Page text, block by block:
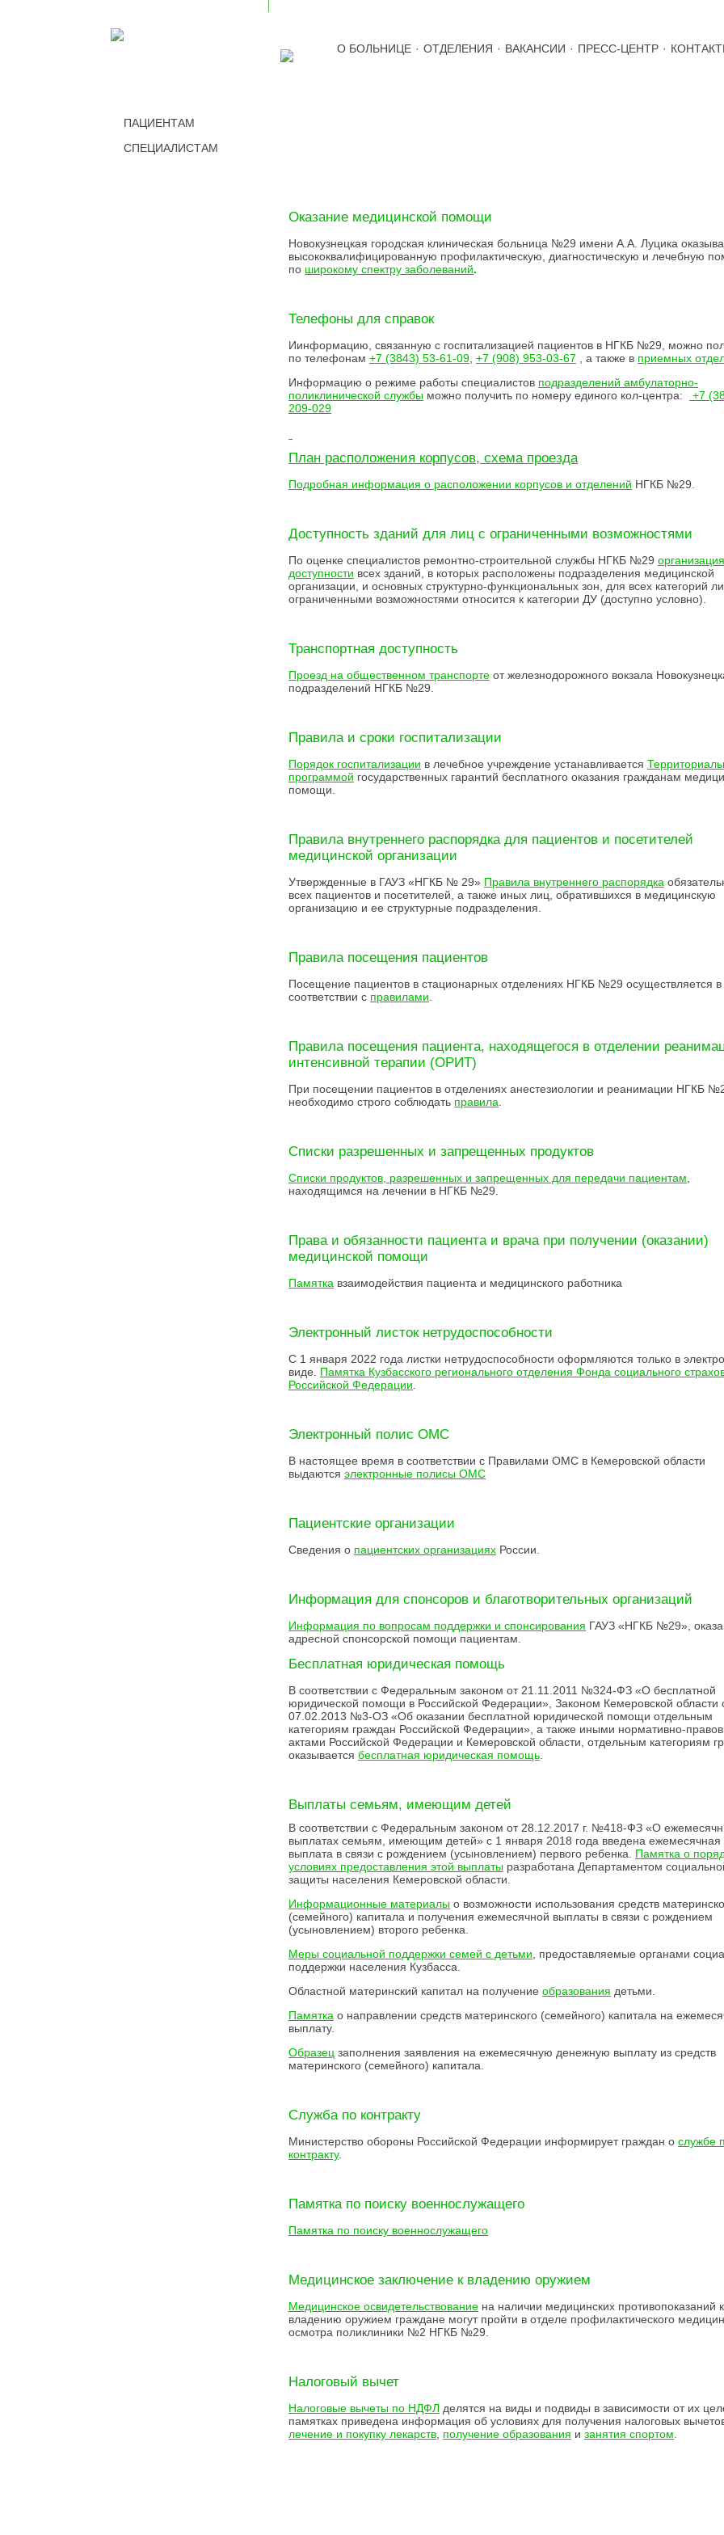
О БОЛЬНИЦЕ · ОТДЕЛЕНИЯ · ВАКАНСИИ · ПРЕСС-ЦЕНТР ·
ПАЦИЕНТАМ
СПЕЦИАЛИСТАМ
Оказание медицинской помощи
Новокузнецкая городская клиническая больница №29 имени А.А. Луцика
высококвалифицированную профилактическую, диагностическую и лечебную
по широкому спектру заболеваний.
Телефоны для справок
Иинформацию, связанную с госпитализацией пациентов в НГКБ №29, можно
по телефонам +7 (3843) 53-61-09 +7 (908) 953-03-67 , а также в приемных
Информацию о режиме работы специалистов подразделений амбулаторно-
поликлинической службы можно получить по номеру единого кол-центра:
+7
209-029
План расположения корпусов, схема проезда
Подробная информация о расположении корпусов и отделений НГКБ №29.
Доступность зданий для лиц с ограниченными возможностями
По оценке специалистов ремонтно-строительной службы НГКБ №29 организация
доступности всех зданий, в которых расположены подразделения медицинской
организации, и основных структурно-функциональных зон, для всех категорий
ограниченными возможностями относится к категории ДУ (доступно условно).
Транспортная доступность
Проезд на общественном транспорте от железнодорожного вокзала
подразделений НГКБ №29.
Правила и сроки госпитализации
Порядок госпитализации в лечебное учреждение устанавливается
программой государственных гарантий бесплатного оказания гражданам
помощи.
Правила внутреннего распорядка для пациентов и посетителей
медицинской организации
Утвержденные в ГАУЗ «НГКБ № 29» Правила внутреннего распорядка
всех пациентов и посетителей, а также иных лиц, обратившихся в медицинскую
организацию и ее структурные подразделения.
Правила посещения пациентов
Посещение пациентов в стационарных отделениях НГКБ №29 осуществляется в
соответствии с правилами
Правила посещения пациента, находящегося в отделении
интенсивной терапии (ОРИТ)
При посещении пациентов в отделениях анестезиологии и реанимации НГКБ
необходимо строго соблюдать правила
Списки разрешенных и запрещенных продуктов
Списки продуктов, разрешенных и запрещенных для передачи пациентам
находящимся на лечении в НГКБ №29.
Права и обязанности пациента и врача при получении (оказании)
медицинской помощи
Памятка взаимодействия пациента и медицинского работника
Электронный листок нетрудоспособности
С 1 января 2022 года листки нетрудоспособности оформляются только в
виде. Памятка Кузбасского регионального отделения Фонда социального
Российской Федерации
Электронный полис ОМС
В настоящее время в соответствии с Правилами ОМС в Кемеровской области
выдаются электронные полисы ОМС
Пациентские организации
Сведения о пациентских организациях России.
Информация для спонсоров и благотворительных организаций
Информация по вопросам поддержки и спонсирования ГАУЗ «НГКБ №29»,
адресной спонсорской помощи пациентам.
Бесплатная юридическая помощь
В соответствии с Федеральным законом от 21.11.2011 №324-ФЗ «О бесплатной
юридической помощи в Российской Федерации», Законом Кемеровской области
07.02.2013 №3-ОЗ «Об оказании бесплатной юридической помощи отдельным
категориям граждан Российской Федерации», а также иными нормативно-
актами Российской Федерации и Кемеровской области, отдельным категориям
оказывается бесплатная юридическая помощь
Выплаты семьям, имеющим детей
В соответствии с Федеральным законом от 28.12.2017 г. №418-ФЗ «О
выплатах семьям, имеющим детей» с 1 января 2018 года введена ежемесячная
выплата в связи с рождением (усыновлением) первого ребенка. Памятка о
условиях предоставления этой выплаты разработана Департаментом
защиты населения Кемеровской области.
Информационные материалы о возможности использования средств
(семейного) капитала и получения ежемесячной выплаты в связи с рождением
(усыновлением) второго ребенка.
Меры социальной поддержки семей с детьми , предоставляемые органами
поддержки населения Кузбасса.
Областной материнский капитал на получение образования детьми.
Памятка о направлении средств материнского (семейного) капитала на
выплату.
Образец заполнения заявления на ежемесячную денежную выплату из средств
материнского (семейного) капитала.
Служба по контракту
Министерство обороны Российской Федерации информирует граждан о службе
контракту.
Памятка по поиску военнослужащего
Памятка по поиску военнослужащего
Медицинское заключение к владению оружием
Медицинское освидетельствование на наличии медицинских противопоказаний к
владению оружием граждане могут пройти в отделе профилактического
осмотра поликлиники №2 НГКБ №29.
Налоговый вычет
Налоговые вычеты по НДФЛ делятся на виды и подвиды в зависимости от их
памятках приведена информация об условиях для получения налоговых
лечение и покупку лекарств получение образования и занятия спортом